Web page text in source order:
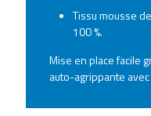
Tissu mousse
100 %.
Mise en place facile
auto-agrippante